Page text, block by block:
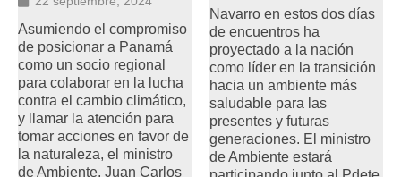
Asumiendo el compromiso
de posicionar a Panamá
como un socio regional
para colaborar en la lucha
contra el cambio climático,
y llamar la atención para
tomar acciones en favor de
la naturaleza, el ministro
de Ambiente, Juan Carlos
Navarro en estos dos días
de encuentros ha
proyectado a la nación
como líder en la transición
hacia un ambiente más
saludable para las
presentes y futuras
generaciones. El ministro
de Ambiente estará